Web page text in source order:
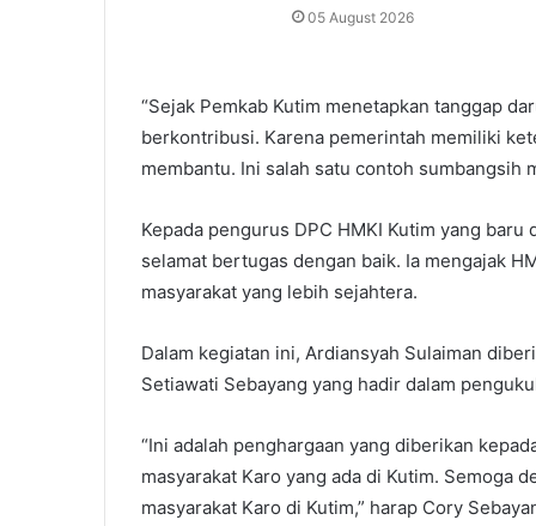
05 August 2026
“Sejak Pemkab Kutim menetapkan tanggap
berkontribusi. Karena pemerintah memiliki
membantu. Ini salah satu contoh sumbangsih
Kepada pengurus DPC HMKI Kutim yang
selamat bertugas dengan baik. Ia mengajak
masyarakat yang lebih sejahtera.
Dalam kegiatan ini, Ardiansyah Sulaiman
Setiawati Sebayang yang hadir dalam
“Ini adalah penghargaan yang diberikan
masyarakat Karo yang ada di Kutim. Semoga
masyarakat Karo di Kutim,” harap Cory